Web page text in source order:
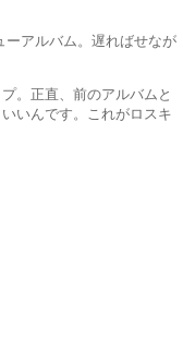
ーアルバム。遅ればせなが
。正直、前のアルバムと
いんです。これがロスキ